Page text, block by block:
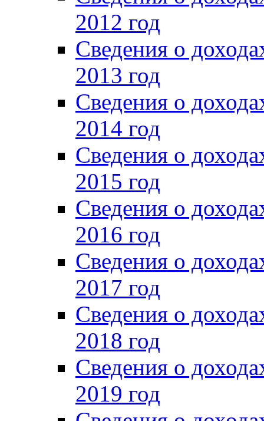
2012 год
Сведения о
2013 год
Сведения о
2014 год
Сведения о
2015 год
Сведения о
2016 год
Сведения о
2017 год
Сведения о
2018 год
Сведения о
2019 год